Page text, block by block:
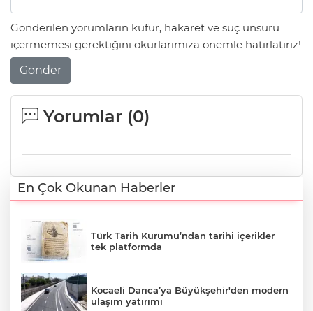
Gönderilen yorumların küfür, hakaret ve suç unsuru
içermemesi gerektiğini okurlarımıza önemle hatırlatırız!
Gönder
Yorumlar (0)
En Çok Okunan Haberler
Türk Tarih Kurumu’ndan tarihi içerikler
tek platformda
Kocaeli Darıca’ya Büyükşehir'den modern
ulaşım yatırımı